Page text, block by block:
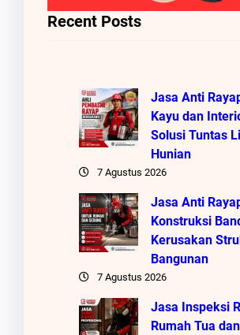
Recent Posts
Jasa Anti
Kayu dan
Solusi Tuntas
Hunian
7 Agustus 2026
Jasa Anti
Konstruksi
Kerusakan
Bangunan
7 Agustus 2026
Jasa Inspeksi
Rumah Tua